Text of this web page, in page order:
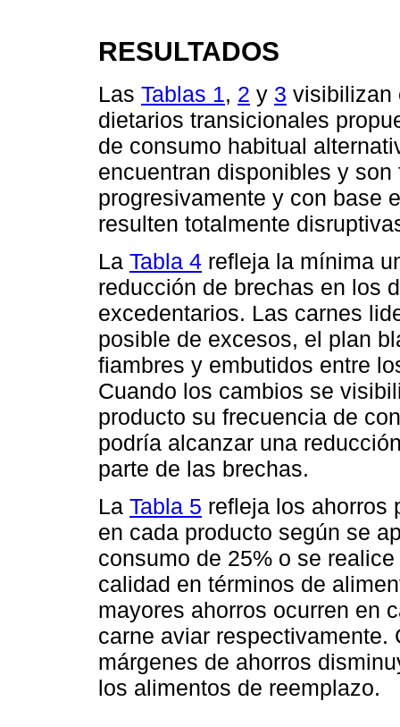
RESULTADOS
Las Tablas 1, 2 y 3 visibilizan
dietarios transicionales
de consumo habitual
encuentran disponibles y
progresivamente y con base
resulten totalmente
La Tabla 4 refleja la mínima
reducción de brechas en los
excedentarios. Las carnes
posible de excesos, el plan
fiambres y embutidos entre
Cuando los cambios se
producto su frecuencia de
podría alcanzar una
parte de las brechas.
La Tabla 5 refleja los ahorros
en cada producto según se
consumo de 25% o se
calidad en términos de
mayores ahorros ocurren en
carne aviar
márgenes de ahorros
los alimentos de reemplazo.